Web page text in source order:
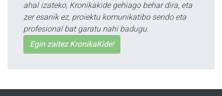
ahal izateko, Kronikakide gehiago behar dira, eta
zer esanik ez, proiektu komunikatibo sendo eta
profesional bat garatu nahi badugu.
Egin zaitez KronikaKide!